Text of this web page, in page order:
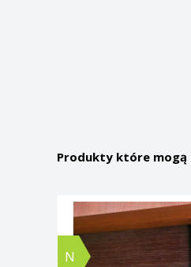
Produkty które mogą
N